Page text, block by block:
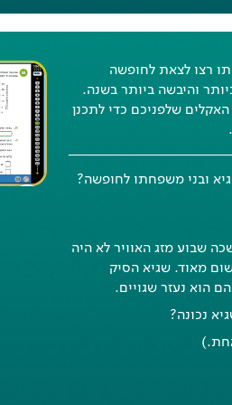
רצו לצאת לחופשה
והיבשה ביותר בשנה.
האקלים שלפניכם כדי לתכנן
ובני משפחתו לחופשה?
שבוע מזג האוויר לא היה
מאוד. שגיא הסיק
הוא נעזר שגויים.
נכונה?